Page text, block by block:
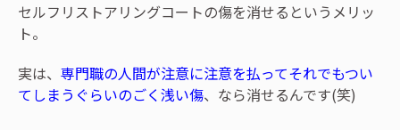
セルフリストアリングコートの傷を消せるというメリッ
ト。
実は、 専門職の人間が注意に注意を払ってそれでもつい
てしまうぐらいのごく浅い傷、なら消せるんです(笑)